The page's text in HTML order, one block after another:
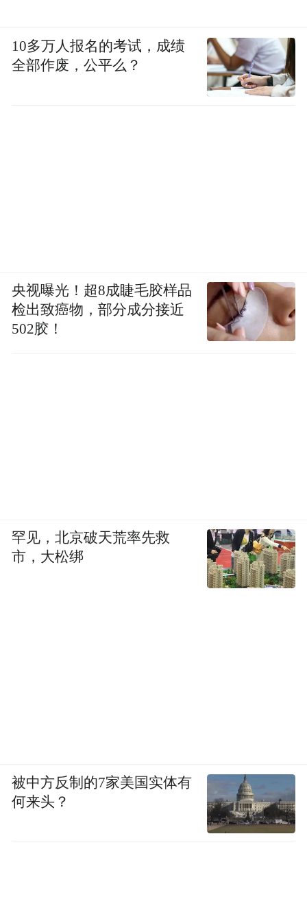
10多万人报名的考试，成绩
全部作废，公平么？
央视曝光！超8成睫毛胶样品
检出致癌物，部分成分接近
502胶！
罕见，北京破天荒率先救
市，大松绑
被中方反制的7家美国实体有
何来头？